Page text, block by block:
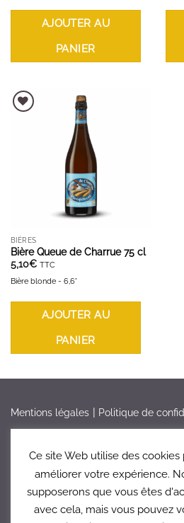
AJOUTER AU
PANIER
AJOUTER À LA LISTE D'ENVIES
BIÈRES
Bière Queue de Charrue 75 cl
5,10€ TTC
Bière blonde - 6,6°
AJOUTER AU
PANIER
Mentions légales Politique de
France > Aisne >
à 5mn
Ce site Web utilise des cookies
améliorer votre expérience.
supposerons que vous êtes
avec cela, mais vous pouvez